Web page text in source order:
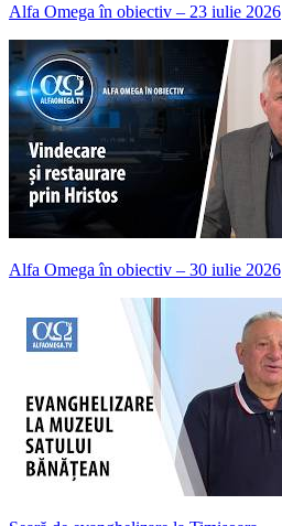
Alfa Omega în obiectiv – 23 iulie 2026
Alfa Omega în obiectiv – 30 iulie 2026